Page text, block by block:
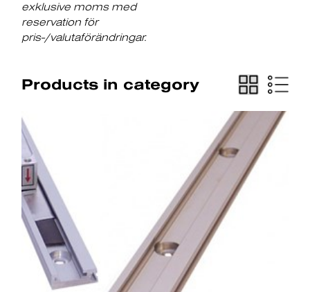
exklusive moms med
reservation för
pris-/valutaförändringar.
Products in category